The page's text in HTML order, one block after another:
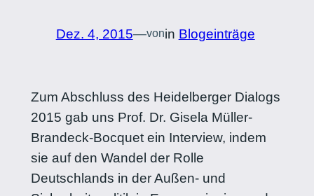
Dez. 4, 2015—vonin Blogeinträge
Zum Abschluss des Heidelberger Dialogs
2015 gab uns Prof. Dr. Gisela Müller-
Brandeck-Bocquet ein Interview, indem
sie auf den Wandel der Rolle
Deutschlands in der Außen- und